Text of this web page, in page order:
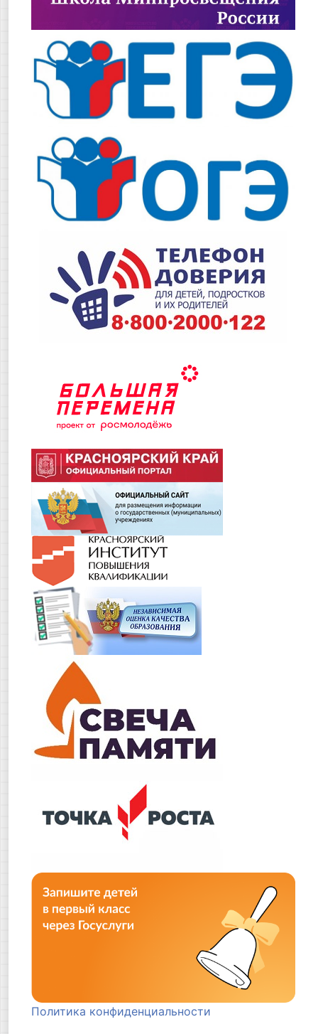
Политика конфиденциальности